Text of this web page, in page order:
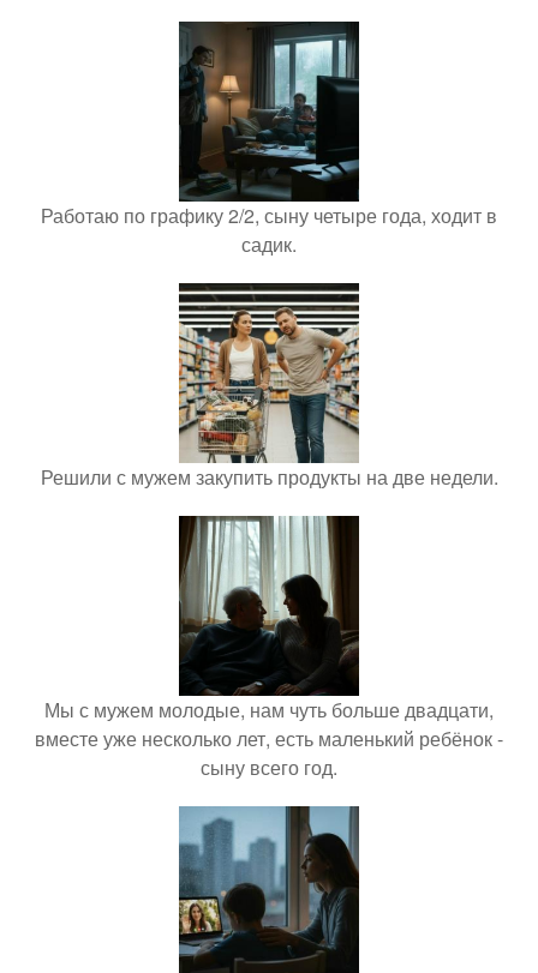
Работаю по графику 2/2, сыну четыре года, ходит в
садик.
Решили с мужем закупить продукты на две недели.
Мы с мужем молодые, нам чуть больше двадцати,
вместе уже несколько лет, есть маленький ребёнок -
сыну всего год.